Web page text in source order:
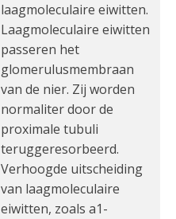
laagmoleculaire eiwitten.
Laagmoleculaire eiwitten
passeren het
glomerulusmembraan
van de nier. Zij worden
normaliter door de
proximale tubuli
teruggeresorbeerd.
Verhoogde uitscheiding
van laagmoleculaire
eiwitten, zoals a1-